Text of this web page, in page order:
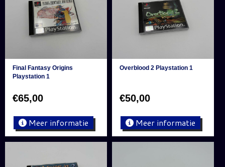
Final Fantasy Origins
Playstation 1
€65,00
Meer informatie
Overblood 2 Playstation 1
€50,00
Meer informatie